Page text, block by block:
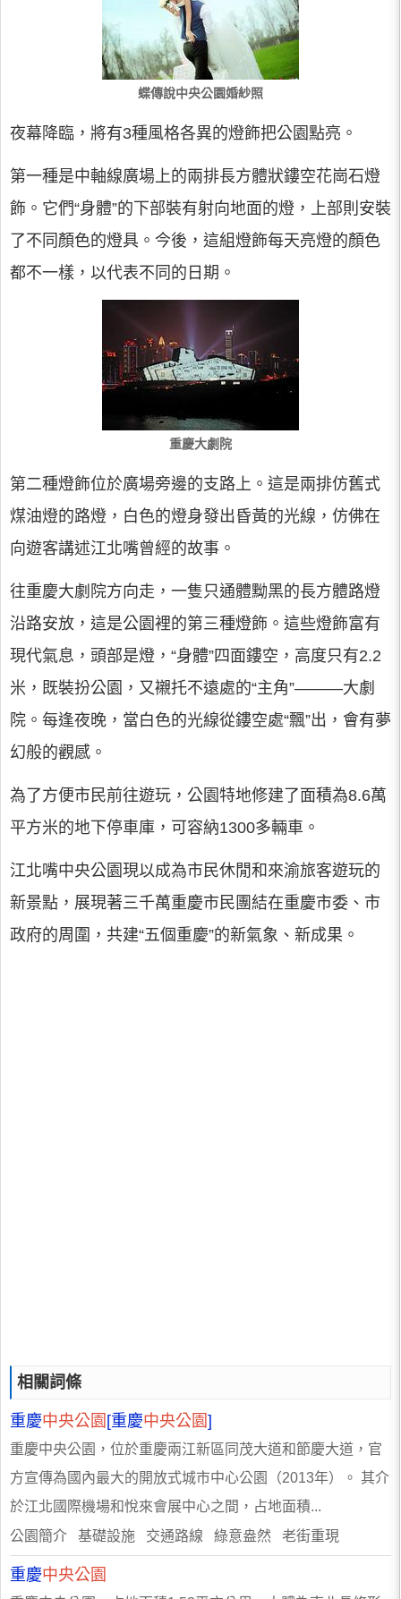
蝶傳說中央公園婚紗照
夜幕降臨，將有3種風格各異的燈飾把公園點亮。
第一種是中軸線廣場上的兩排長方體狀鏤空花崗石燈
飾。它們“身體”的下部裝有射向地面的燈，上部則安裝
了不同顏色的燈具。今後，這組燈飾每天亮燈的顏色
都不一樣，以代表不同的日期。
重慶大劇院
第二種燈飾位於廣場旁邊的支路上。這是兩排仿舊式
煤油燈的路燈，白色的燈身發出昏黃的光線，仿佛在
向遊客講述江北嘴曾經的故事。
往重慶大劇院方向走，一隻只通體黝黑的長方體路燈
沿路安放，這是公園裡的第三種燈飾。這些燈飾富有
現代氣息，頭部是燈，“身體”四面鏤空，高度只有2.2
米，既裝扮公園，又襯托不遠處的“主角”———大劇
院。每逢夜晚，當白色的光線從鏤空處“飄”出，會有夢
幻般的觀感。
為了方便市民前往遊玩，公園特地修建了面積為8.6萬
平方米的地下停車庫，可容納1300多輛車。
江北嘴中央公園現以成為市民休閒和來渝旅客遊玩的
新景點，展現著三千萬重慶市民團結在重慶市委、市
政府的周圍，共建“五個重慶”的新氣象、新成果。
相關詞條
重慶中央公園 [重慶中央公園]
重慶中央公園，位於重慶兩江新區同茂大道和節慶大道，官
方宣傳為國內最大的開放式城市中心公園（2013年）。 其介
於江北國際機場和悅來會展中心之間，占地面積...
公園簡介 基礎設施 交通路線 綠意盎然 老街重現
重慶中央公園